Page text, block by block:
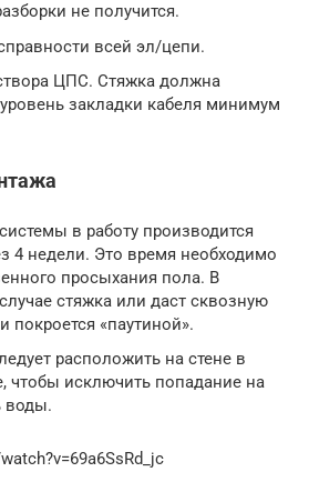
не получится.
всей эл/цепи.
ЦПС. Стяжка должна
закладки кабеля минимум
в работу производится
4 недели. Это время необходимо
просыхания пола. В
стяжка или даст сквозную
покроется «паутиной».
расположить на стене в
чтобы исключить попадание на
воды.